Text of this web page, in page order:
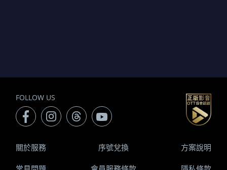
FOLLOW US
關於服務 序號兌換 方案說明